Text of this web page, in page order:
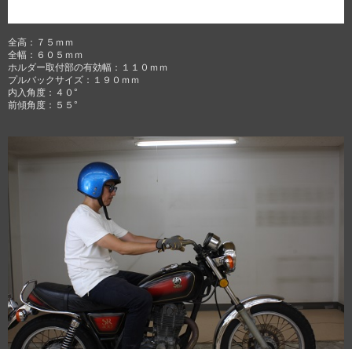
全高：７５ｍｍ
全幅：６０５ｍｍ
ホルダー取付部の有効幅：１１０ｍｍ
プルバックサイズ：１９０ｍｍ
内入角度：４０°
前傾角度：５５°